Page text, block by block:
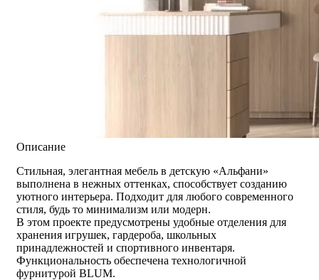
Описание
Стильная, элегантная мебель в детскую «Альфани»
выполнена в нежных оттенках, способствует созданию
уютного интерьера. Подходит для любого современного
стиля, будь то минимализм или модерн.
В этом проекте предусмотрены удобные отделения для
хранения игрушек, гардероба, школьных
принадлежностей и спортивного инвентаря.
Функциональность обеспечена технологичной
фурнитурой BLUM.